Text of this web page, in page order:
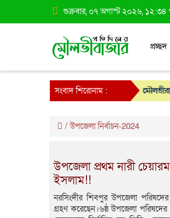
শুক্রবার, ০৭ অগাস্ট ২০২৬, ১২:৩৪
প্রচ্ছদ
সংবাদ শিরোনাম :
/উপজেলা নির্বাচন-2024
উপজেলা প্রথম নারী
ইসলাম!!
নরসিংদীর শিবপুর উপজেলা
গ্রহণ করেছেন।৬ষ্ঠ উপজেলা